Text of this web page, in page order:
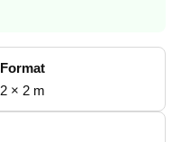
Format
2 × 2 m